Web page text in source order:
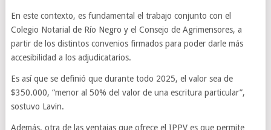
En este contexto, es fundamental el trabajo conjunto con el
Colegio Notarial de Río Negro y el Consejo de Agrimensores, a
partir de los distintos convenios firmados para poder darle más
accesibilidad a los adjudicatarios.
Es así que se definió que durante todo 2025, el valor sea de
$350.000, “menor al 50% del valor de una escritura particular”,
sostuvo Lavin.
Además, otra de las ventajas que ofrece el IPPV es que permite